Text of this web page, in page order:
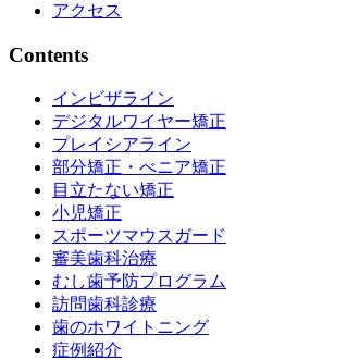
アクセス
Contents
インビザライン
デジタルワイヤー矯正
プレイシアライン
部分矯正・べニア矯正
目立たない矯正
小児矯正
スポーツマウスガード
審美歯科治療
むし歯予防プログラム
訪問歯科診療
歯のホワイトニング
症例紹介